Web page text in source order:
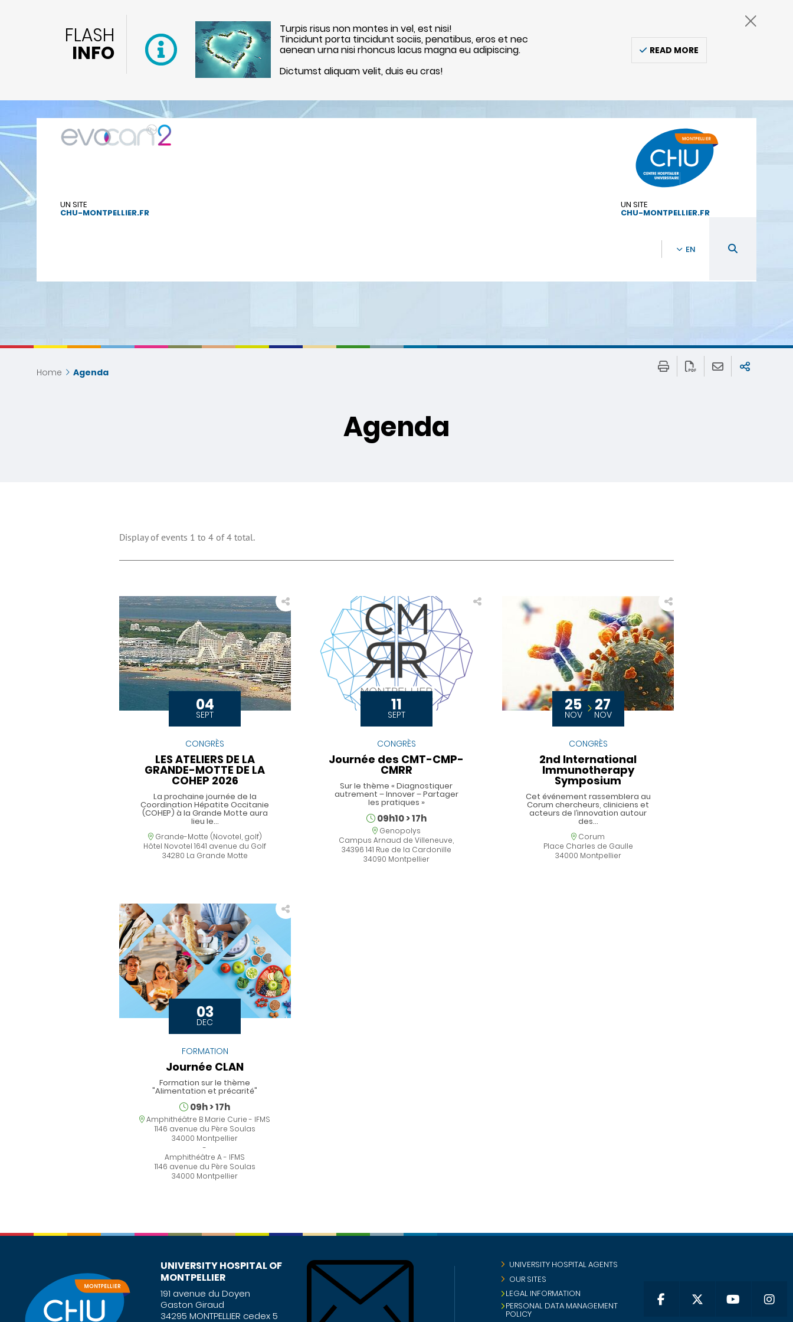
FLASH
INFO
Turpis risus non montes in vel, est nisi!
Tincidunt porta tincidunt sociis, penatibus, eros et nec
aenean urna nisi rhoncus lacus magna eu adipiscing.
Dictumst aliquam velit, duis eu cras!
READ MORE
UN SITE
CHU-MONTPELLIER.FR
UN SITE
CHU-MONTPELLIER.FR
EN
Home Agenda
Agenda
Display of events 1 to 4 of 4 total.
04
SEPT
CONGRÈS
LES ATELIERS DE LA
GRANDE-MOTTE DE LA
COHEP 2026
La prochaine journée de la
Coordination Hépatite Occitanie
(COHEP) à la Grande Motte aura
lieu le…
Location
Grande-Motte (Novotel, golf)
Hôtel Novotel 1641 avenue du Golf
34280 La Grande Motte
11
SEPT
CONGRÈS
Journée des CMT-CMP-
CMRR
Sur le thème « Diagnostiquer
autrement – Innover – Partager
les pratiques »
Schedule
09h10>17h
Location
Genopolys
Campus Arnaud de Villeneuve,
34396 141 Rue de la Cardonille
34090 Montpellier
25
NOV
27
NOV
CONGRÈS
2nd International
Immunotherapy
Symposium
Cet événement rassemblera au
Corum chercheurs, cliniciens et
acteurs de l’innovation autour
des…
Location
Corum
Place Charles de Gaulle
34000 Montpellier
03
DEC
FORMATION
Journée CLAN
Formation sur le thème
"Alimentation et précarité"
Schedule
09h>17h
Location
Amphithéâtre B Marie Curie - IFMS
1146 avenue du Père Soulas
34000 Montpellier
-
Amphithéâtre A - IFMS
1146 avenue du Père Soulas
34000 Montpellier
UNIVERSITY HOSPITAL OF
MONTPELLIER
191 avenue du Doyen
Gaston Giraud
34295 MONTPELLIER cedex 5
UNIVERSITY HOSPITAL AGENTS
OUR SITES
LEGAL INFORMATION
PERSONAL DATA MANAGEMENT
POLICY